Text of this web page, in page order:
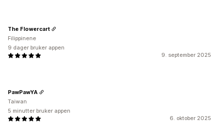
9. september 2025
The Flowercart
Filippinene
9 dager bruker appen
6. oktober 2025
PawPawYA
Taiwan
5 minutter bruker appen